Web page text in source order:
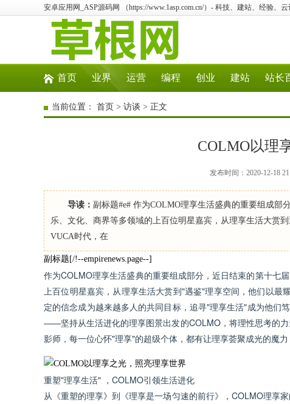
安卓应用网_ASP源码网 （https://www.1asp.com.cn/）- 科技、建站、经验、
首页 业界 运营 编程 创业 建站 站长
当前位置： 首页 > 访谈 > 正文
COLMO以理
发布时间：2020-12-18
导读： 副标题#e# 作为COLMO理享生活盛典的重要组成
乐、文化、商界等多领域的上百位明星嘉宾，从理享生活大赏
VUCA时代，在
副标题[/!--empirenews.page--]
作为COLMO理享生活盛典的重要组成部分，近日结束的第十七
上百位明星嘉宾，从理享生活大赏到"遇鉴"理享空间，他们以最
定的信念成为越来越多人的共同目标，追寻"理享生活"成为他们
——坚持从生活进化的理享图景出发的COLMO，将理性思考的
影师，每一位心怀"理享"的超级个体，都有让理享荟聚成光的魔
重塑"理享生活" ，COLMO引领生活进化
从《重塑的理享》到《理享是一场匀速的前行》，COLMO理享